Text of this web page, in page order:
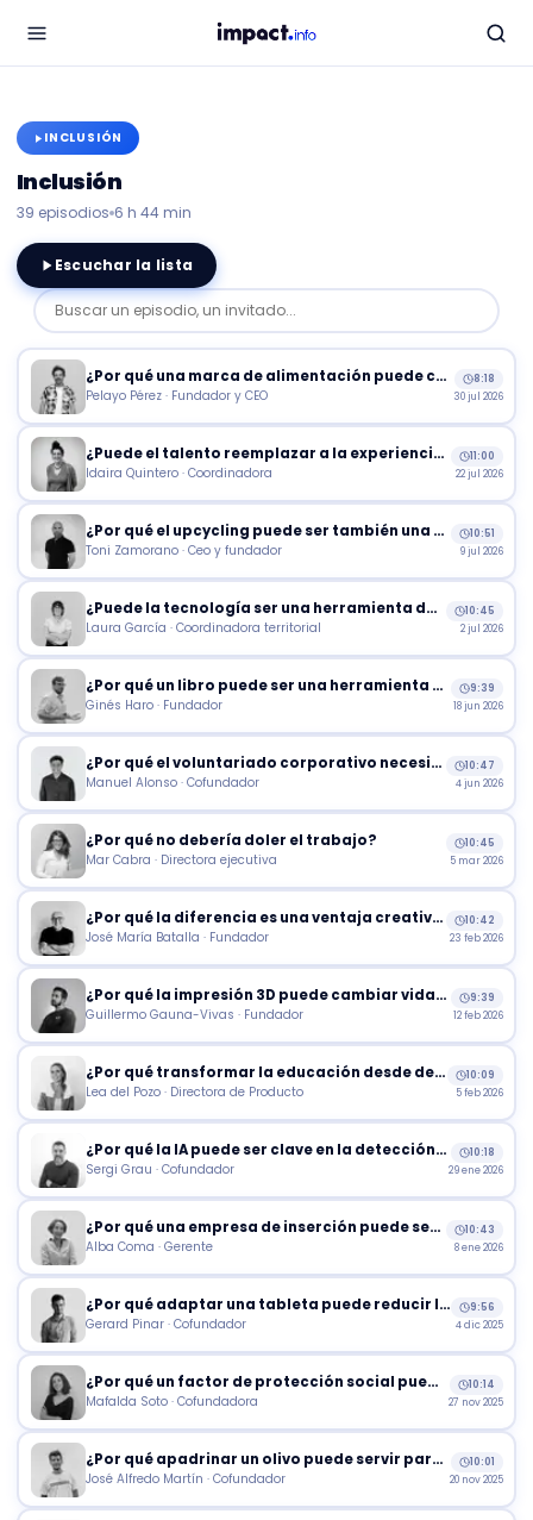
INCLUSIÓN
Inclusión
39 episodios 6 h 44 min
Escuchar la lista
Buscar un episodio, un invitado...
¿Por qué una marca de alimentación puede crecer sin traicionar sus valores?
Pelayo Pérez · Fundador y CEO
8:18
30 jul 2026
¿Puede el talento reemplazar a la experiencia en el mercado laboral?
Idaira Quintero · Coordinadora
11:00
22 jul 2026
¿Por qué el upcycling puede ser también una herramienta de inserción laboral?
Toni Zamorano · Ceo y fundador
10:51
9 jul 2026
¿Puede la tecnología ser una herramienta de transformación social?
Laura García · Coordinadora territorial
10:45
2 jul 2026
¿Por qué un libro puede ser una herramienta de transformación social?
Ginés Haro · Fundador
9:39
18 jun 2026
¿Por qué el voluntariado corporativo necesita dejar de gestionarse en Excel?
Manuel Alonso · Cofundador
10:47
4 jun 2026
¿Por qué no debería doler el trabajo?
Mar Cabra · Directora ejecutiva
10:45
5 mar 2026
¿Por qué la diferencia es una ventaja creativa?
José María Batalla · Fundador
10:42
23 feb 2026
¿Por qué la impresión 3D puede cambiar vidas?
Guillermo Gauna-Vivas · Fundador
9:39
12 feb 2026
¿Por qué transformar la educación desde dentro?
Lea del Pozo · Directora de Producto
10:09
5 feb 2026
¿Por qué la IA puede ser clave en la detección de dificultades del aprendizaje?
Sergi Grau · Cofundador
10:18
29 ene 2026
¿Por qué una empresa de inserción puede ser un motor de economía circular?
Alba Coma · Gerente
10:43
8 ene 2026
¿Por qué adaptar una tableta puede reducir la brecha digital entre generaciones?
Gerard Pinar · Cofundador
9:56
4 dic 2025
¿Por qué un factor de protección social puede salvar vidas en África?
Mafalda Soto · Cofundadora
10:14
27 nov 2025
¿Por qué apadrinar un olivo puede servir para luchar contra el éxodo rural?
José Alfredo Martín · Cofundador
10:01
20 nov 2025